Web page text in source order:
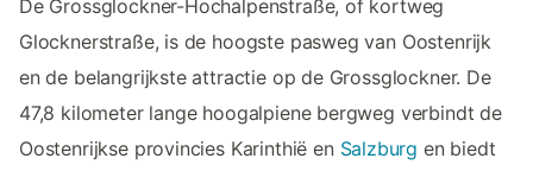
De Grossglockner-Hochalpenstraße, of kortweg
Glocknerstraße, is de hoogste pasweg van Oostenrijk
en de belangrijkste attractie op de Grossglockner. De
47,8 kilometer lange hoogalpiene bergweg verbindt de
Oostenrijkse provincies Karinthië en Salzburg en biedt